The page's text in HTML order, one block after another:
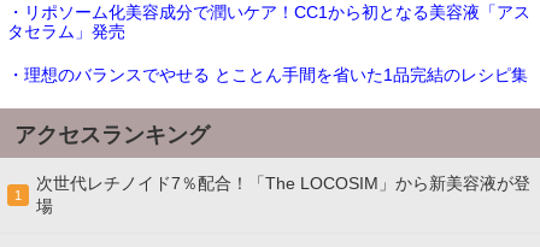
・リポソーム化美容成分で潤いケア！CC1から初となる美容液「アス
タセラム」発売
・理想のバランスでやせる とことん手間を省いた1品完結のレシピ集
アクセスランキング
1
次世代レチノイド7％配合！「The LOCOSIM」から新美容液が登
場